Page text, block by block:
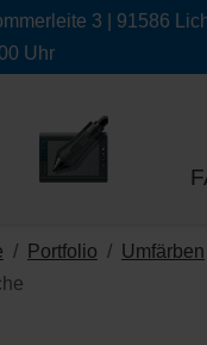
3 | 91586
Uhr
Portfolio Umfärben